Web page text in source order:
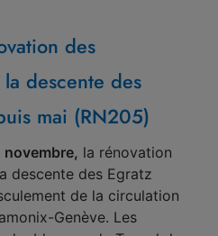
des
descente des
mai (RN205)
novembre, la rénovation
descente des Egratz
de la circulation
Genève. Les